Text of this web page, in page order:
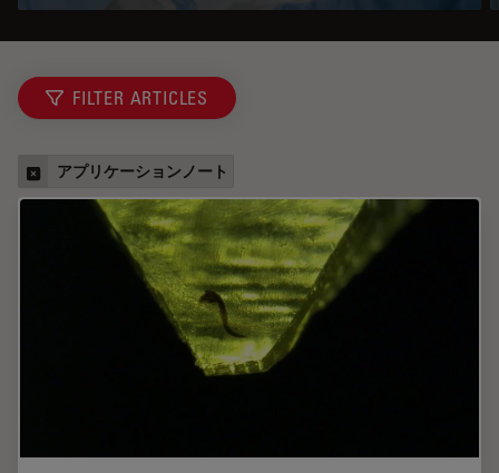
FILTER ARTICLES
アプリケーションノート